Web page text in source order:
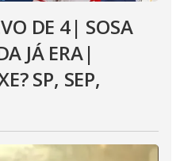
DE 4| SOSA
JÁ ERA|
SP, SEP,